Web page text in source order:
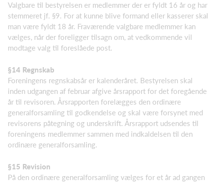
Valgbare til bestyrelsen er medlemmer der er fyldt 16 år og har
stemmeret jf. §9. For at kunne blive formand eller kasserer skal
man være fyldt 18 år. Fraværende valgbare medlemmer kan
vælges, når der foreligger tilsagn om, at vedkommende vil
modtage valg til foreslåede post.
§14 Regnskab
Foreningens regnskabsår er kalenderåret. Bestyrelsen skal
inden udgangen af februar afgive årsrapport for det foregående
år til revisoren. Årsrapporten forelægges den ordinære
generalforsamling til godkendelse og skal være forsynet med
revisorens påtegning og underskrift. Årsrapport udsendes til
foreningens medlemmer sammen med indkaldelsen til den
ordinære generalforsamling.
§15 Revision
På den ordinære generalforsamling vælges for et år ad gangen